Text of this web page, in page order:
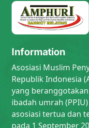
Information
Asosiasi Muslim
Republik Indonesia
yang
ibadah umrah
asosiasi tertua dan
pada 1 September